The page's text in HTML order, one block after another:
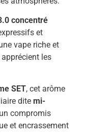
concentré
et
vape riche et
apprécient les
SET, cet arôme
dite mi-
un compromis
et encrassement